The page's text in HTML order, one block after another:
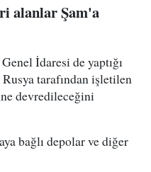
alanlar Şam'a
İdaresi de yaptığı
tarafından işletilen
devredileceğini
bağlı depolar ve diğer